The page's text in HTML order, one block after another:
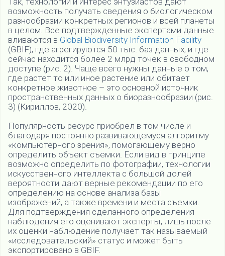
возможность получать сведения о биологическом
разнообразии конкретных регионов и всей планеты
в целом. Все подтвержденные экспертами данные
вливаются в Global Biodiversity Information Facility
(GBIF), где агрегируются 50 тыс. баз данных, и где
сейчас находится более 2 млрд точек в свободном
доступе (рис. 2). Чаще всего нужны данные о том,
где растет то или иное растение или обитает
конкретное животное – это основной источник
пространственных данных о биоразнообразии (рис.
3) (Кириллов, 2020).
Популярность ресурс приобрел в том числе и
благодаря постоянно развивающемуся алгоритму
«компьютерного зрения», помогающему верно
определить объект съемки. Если вид в принципе
возможно определить по фотографии, технологии
искусственного интеллекта с большой долей
вероятности дают верные рекомендации по его
определению на основе анализа базы
изображений, а также времени и места съемки.
Для подтверждения сделанного определения
наблюдения его оценивают эксперты, лишь после
их оценки наблюдение получает так называемый
«исследовательский» статус и может быть
экспортировано в GBIF.